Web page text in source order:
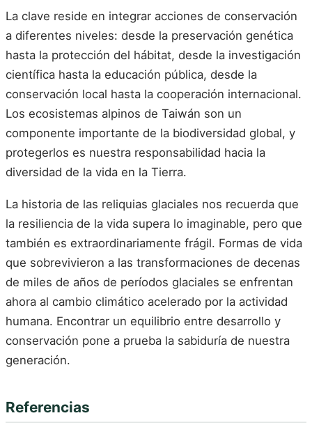
La clave reside en integrar acciones de conservación
a diferentes niveles: desde la preservación genética
hasta la protección del hábitat, desde la investigación
científica hasta la educación pública, desde la
conservación local hasta la cooperación internacional.
Los ecosistemas alpinos de Taiwán son un
componente importante de la biodiversidad global, y
protegerlos es nuestra responsabilidad hacia la
diversidad de la vida en la Tierra.
La historia de las reliquias glaciales nos recuerda que
la resiliencia de la vida supera lo imaginable, pero que
también es extraordinariamente frágil. Formas de vida
que sobrevivieron a las transformaciones de decenas
de miles de años de períodos glaciales se enfrentan
ahora al cambio climático acelerado por la actividad
humana. Encontrar un equilibrio entre desarrollo y
conservación pone a prueba la sabiduría de nuestra
generación.
Referencias